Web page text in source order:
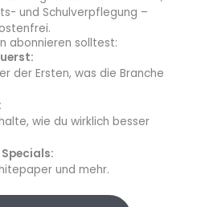
gut an. Einige Gerichte
Dauerbrennern. Würden wir
würden einige Gäste wohl
Wir haben einen
40 Prozent, deswegen ist
vegane Küche unabdingbar?
brauchen wir Soja und
und Schulverpflegung –
abonnieren solltest:
der Ersten, was die Branche
wie du wirklich besser
und mehr.